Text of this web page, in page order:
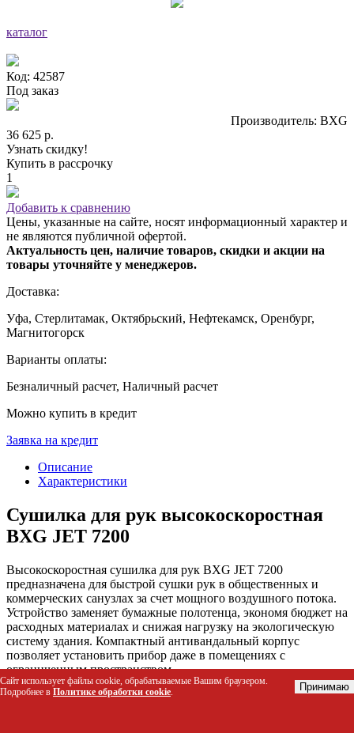
каталог
Код: 42587
Под заказ
Производитель: BXG
36 625 р.
Узнать скидку!
Купить в рассрочку
1
Добавить к сравнению
Цены, указанные на сайте, носят информационный характер и
не являются публичной офертой.
Актуальность цен, наличие товаров, скидки и акции на
товары уточняйте у менеджеров.
Доставка:
Уфа, Стерлитамак, Октябрьский, Нефтекамск, Оренбург,
Магнитогорск
Варианты оплаты:
Безналичный расчет, Наличный расчет
Можно купить в кредит
Заявка на кредит
Описание
Характеристики
Сушилка для рук высокоскоростная
BXG JET 7200
Высокоскоростная сушилка для рук BXG JET 7200
предназначена для быстрой сушки рук в общественных и
коммерческих санузлах за счет мощного воздушного потока.
Устройство заменяет бумажные полотенца, экономя бюджет на
расходных материалах и снижая нагрузку на экологическую
систему здания. Компактный антивандальный корпус
позволяет установить прибор даже в помещениях с
ограниченным пространством.
Кому подойдет этот товар
Сайт использует файлы cookie, обрабатываемые Вашим браузером.
Подробнее в Политике обработки cookie. Принимаю